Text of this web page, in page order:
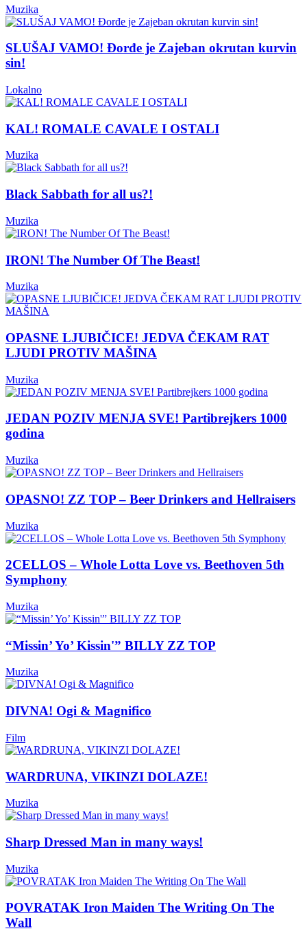
Muzika
SLUŠAJ VAMO! Đorđe je Zajeban okrutan kurvin
sin!
Lokalno
KAL! ROMALE CAVALE I OSTALI
Muzika
Black Sabbath for all us?!
Muzika
IRON! The Number Of The Beast!
Muzika
OPASNE LJUBIČICE! JEDVA ČEKAM RAT
LJUDI PROTIV MAŠINA
Muzika
JEDAN POZIV MENJA SVE! Partibrejkers 1000
godina
Muzika
OPASNO! ZZ TOP – Beer Drinkers and Hellraisers
Muzika
2CELLOS – Whole Lotta Love vs. Beethoven 5th
Symphony
Muzika
“Missin’ Yo’ Kissin'” BILLY ZZ TOP
Muzika
DIVNA! Ogi & Magnifico
Film
WARDRUNA, VIKINZI DOLAZE!
Muzika
Sharp Dressed Man in many ways!
Muzika
POVRATAK Iron Maiden The Writing On The
Wall